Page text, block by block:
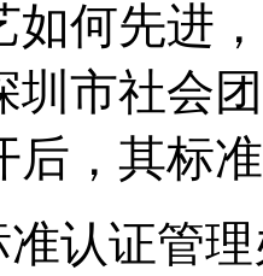
如何先进
圳市社会
后，其标
认证管